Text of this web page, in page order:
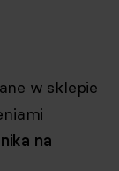
w sklepie
na